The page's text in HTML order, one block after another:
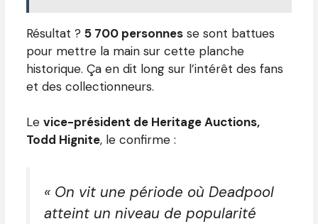
Résultat ? 5 700 personnes se sont battues
pour mettre la main sur cette planche
historique. Ça en dit long sur l’intérêt des fans
et des collectionneurs.
Le vice-président de Heritage Auctions,
Todd Hignite, le confirme :
« On vit une période où Deadpool
atteint un niveau de popularité